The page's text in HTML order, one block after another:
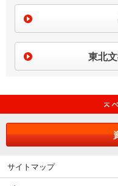
東北
サイトマップ